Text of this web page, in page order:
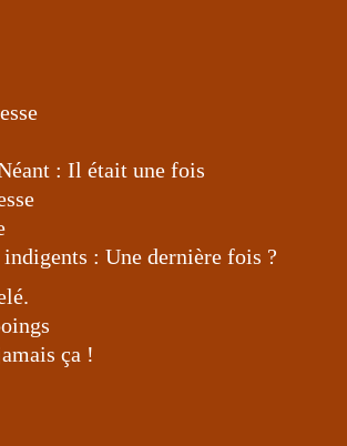
: Il était une fois
: Une dernière fois ?
ça !